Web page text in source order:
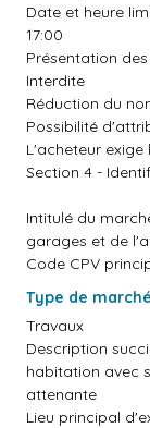
Date et heure
17:00
Présentation
Interdite
Réduction du
Possibilité
L'acheteur
Section 4 -
Intitulé du
garages et de
Code CPV
Type de
Travaux
Description
habitation avec
attenante
Lieu principal